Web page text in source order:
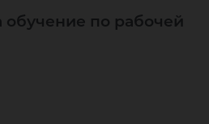
по рабочей